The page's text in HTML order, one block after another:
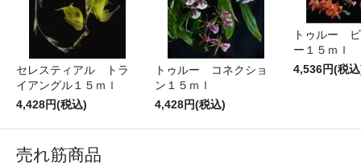
セレスティアル トラ
イアングル１５ｍｌ
4,428円(税込)
トゥルー コネクショ
ン１５ｍｌ
4,428円(税込)
トゥルー
ー１５ｍｌ
4,536円(税
売れ筋商品